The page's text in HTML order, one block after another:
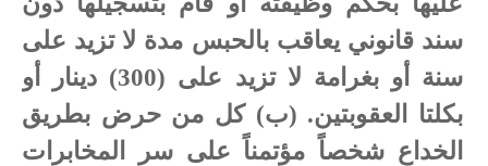
سند قانوني يعاقب بالحبس مدة لا تزيد على
سنة أو بغرامة لا تزيد على (300) دينار أو
بكلتا العقوبتين. (ب) كل من حرض بطريق
الخداع شخصاً مؤتمناً على سر المخابرات